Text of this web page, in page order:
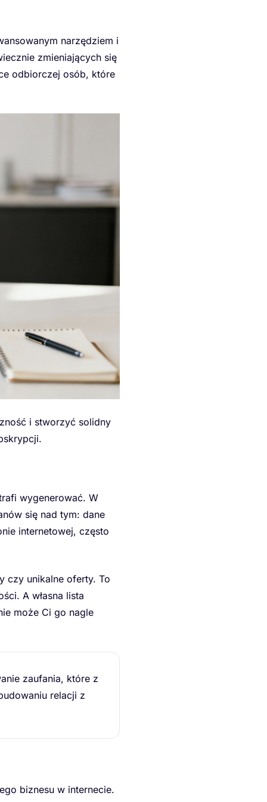
narzędziem i
zmieniających się
odbiorczej osób, które
i stworzyć solidny
wygenerować. W
się nad tym: dane
internetowej, często
czy unikalne oferty. To
A własna lista
może Ci go nagle
zaufania, które z
relacji z
biznesu w internecie.